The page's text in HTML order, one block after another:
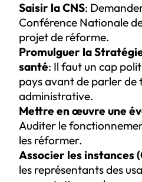
Saisir la CNS:
Conférence Nationale
projet de réforme.
Promulguer la
santé: Il faut un cap
pays avant de parler de
administrative.
Mettre en œuvre une
Auditer le
les réformer.
Associer les instances
les représentants des